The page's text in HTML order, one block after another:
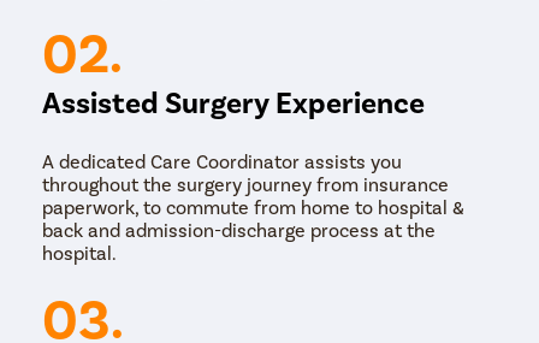
02.
Assisted Surgery Experience
A dedicated Care Coordinator assists you
throughout the surgery journey from insurance
paperwork, to commute from home to hospital &
back and admission-discharge process at the
hospital.
03.